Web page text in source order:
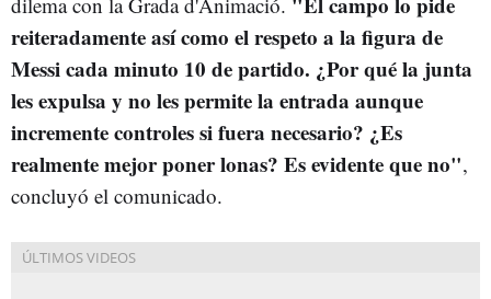
reiteradamente así como el respeto a la figura de
Messi cada minuto 10 de partido. ¿Por qué la junta
les expulsa y no les permite la entrada aunque
incremente controles si fuera necesario? ¿Es
realmente mejor poner lonas? Es evidente que no",
concluyó el comunicado.